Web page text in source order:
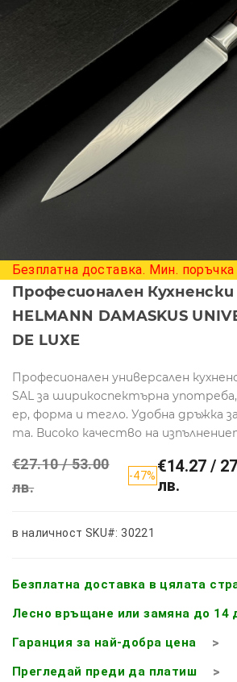
Безплатна доставка. Мин.
Професионален
HELMANN DAMASKUS
DE LUXE
Професионален универсален
SAL за ширикоспектърна
ер, форма и тегло. Удобна дръжка
та. Високо качество на
€27.10 / 53.00
лв.
-47%€14.27 /
лв.
в наличност SKU#: 30221
Безплатна доставка в цялата
Лесно връщане или замяна до 14
Гаранция за най-добра цена
Прегледай преди да платиш